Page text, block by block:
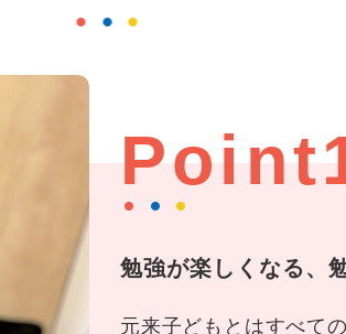
勉強が楽しくなる、
元来子どもとはすべて